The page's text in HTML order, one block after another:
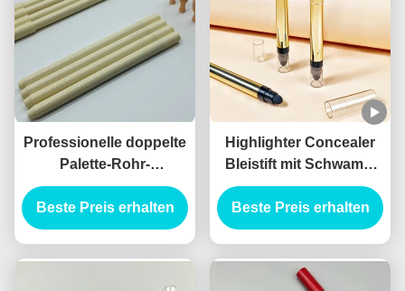
Professionelle doppelte
Palette-Rohr-
Augenschatten-Stick
Privatetikett mit
hochwertigem
Beste Preis erhalten
Highlighter Concealer
Bleistift mit Schwamm
Oem Concealer Stiftung
Stick Tube mit Pinsel
Beste Preis erhalten